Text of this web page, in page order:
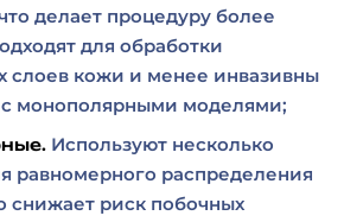
делает процедуру более
для обработки
слоев кожи и менее инвазивны
монополярными моделями;
Используют несколько
равномерного распределения
снижает риск побочных